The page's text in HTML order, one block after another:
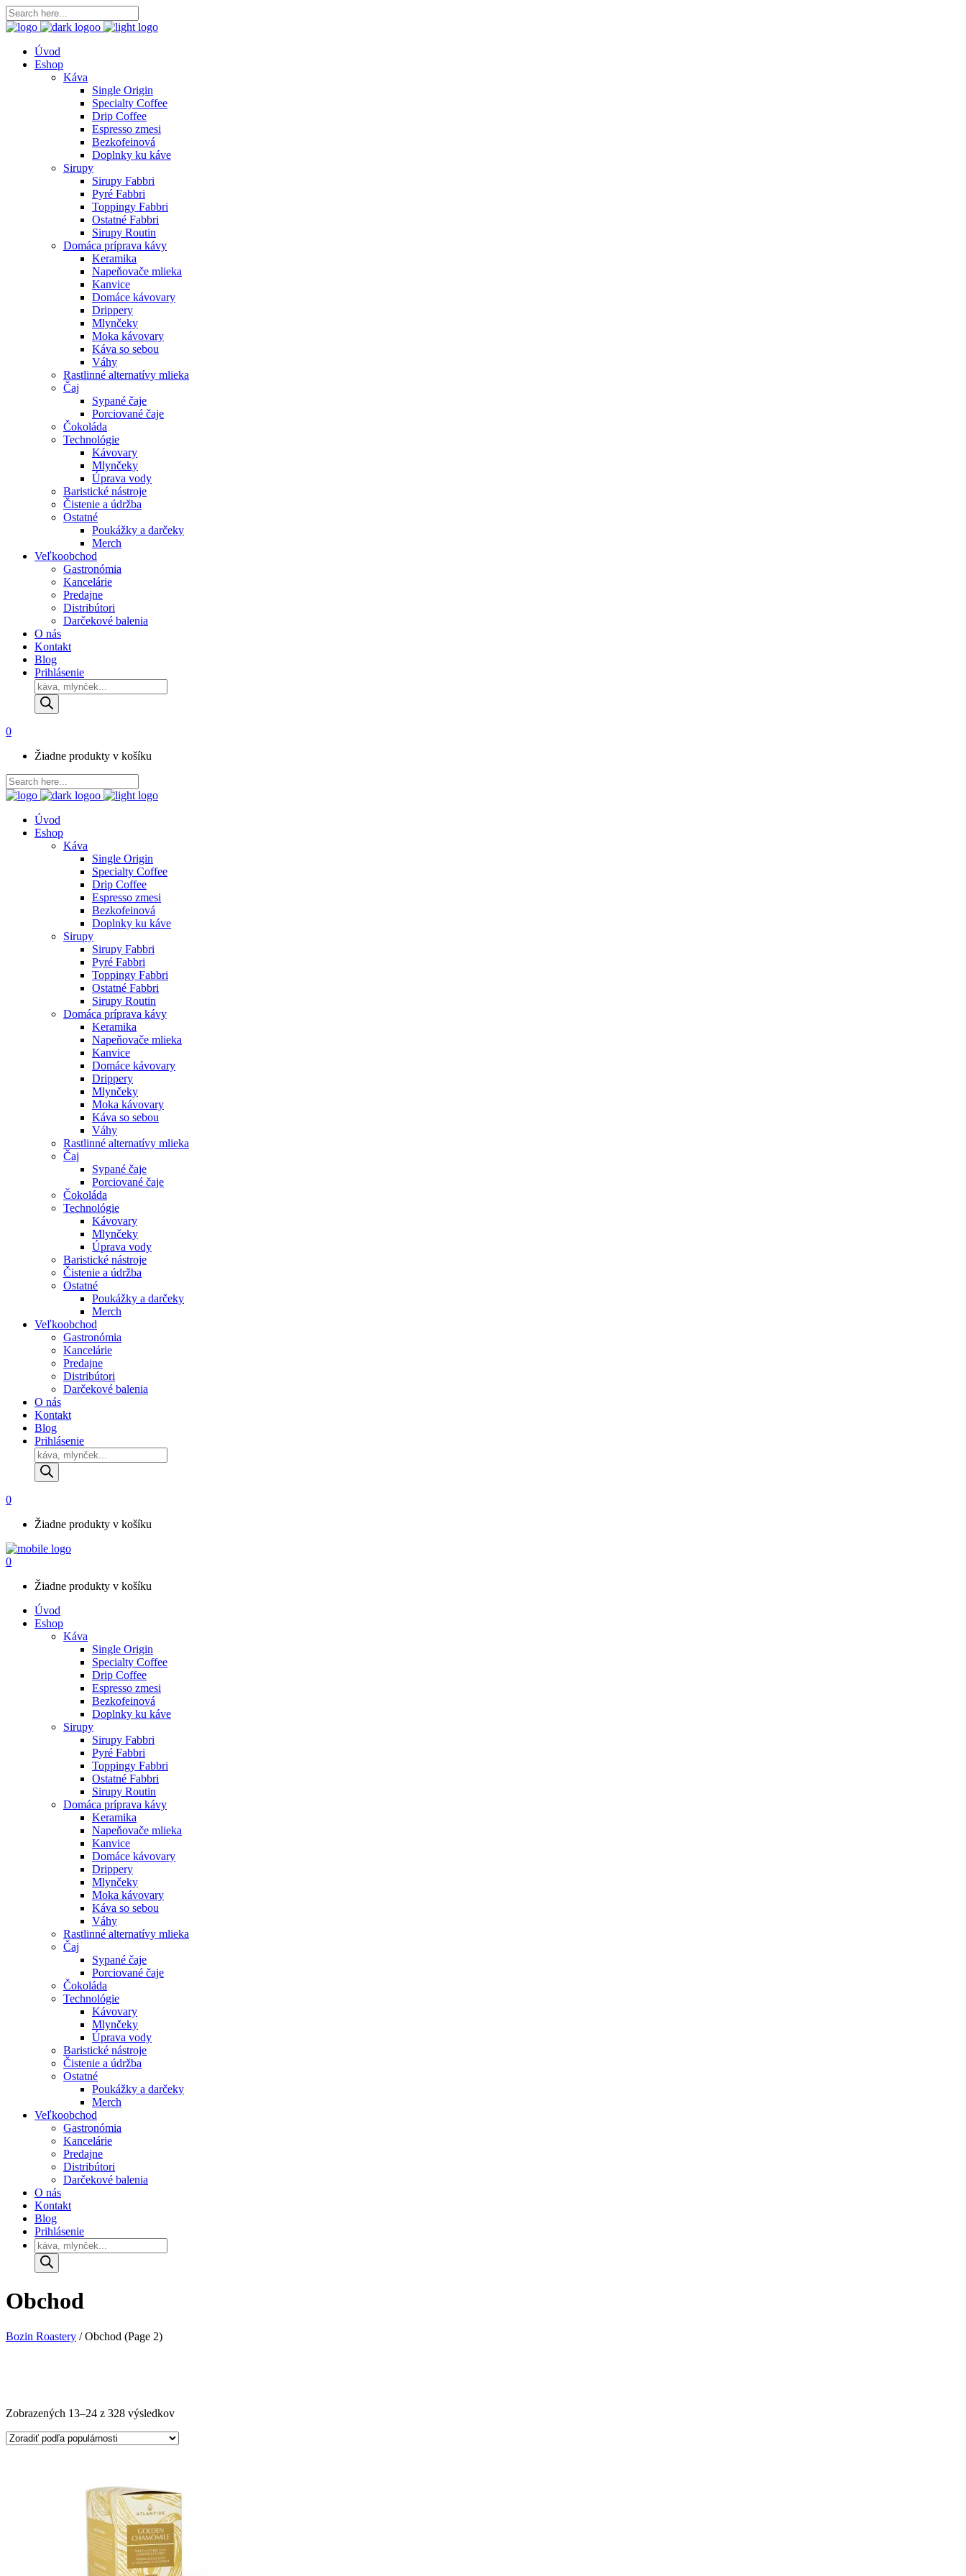
Úvod
Eshop
Káva
Single Origin
Specialty Coffee
Drip Coffee
Espresso zmesi
Bezkofeinová
Doplnky ku káve
Sirupy
Sirupy Fabbri
Pyré Fabbri
Toppingy Fabbri
Ostatné Fabbri
Sirupy Routin
Domáca príprava kávy
Keramika
Napeňovače mlieka
Kanvice
Domáce kávovary
Drippery
Mlynčeky
Moka kávovary
Káva so sebou
Váhy
Rastlinné alternatívy mlieka
Čaj
Sypané čaje
Porciované čaje
Čokoláda
Technológie
Kávovary
Mlynčeky
Úprava vody
Baristické nástroje
Čistenie a údržba
Ostatné
Poukážky a darčeky
Merch
Veľkoobchod
Gastronómia
Kancelárie
Predajne
Distribútori
Darčekové balenia
O nás
Kontakt
Blog
Prihlásenie
Products
search
0
Žiadne produkty v košíku
Úvod
Eshop
Káva
Single Origin
Specialty Coffee
Drip Coffee
Espresso zmesi
Bezkofeinová
Doplnky ku káve
Sirupy
Sirupy Fabbri
Pyré Fabbri
Toppingy Fabbri
Ostatné Fabbri
Sirupy Routin
Domáca príprava kávy
Keramika
Napeňovače mlieka
Kanvice
Domáce kávovary
Drippery
Mlynčeky
Moka kávovary
Káva so sebou
Váhy
Rastlinné alternatívy mlieka
Čaj
Sypané čaje
Porciované čaje
Čokoláda
Technológie
Kávovary
Mlynčeky
Úprava vody
Baristické nástroje
Čistenie a údržba
Ostatné
Poukážky a darčeky
Merch
Veľkoobchod
Gastronómia
Kancelárie
Predajne
Distribútori
Darčekové balenia
O nás
Kontakt
Blog
Prihlásenie
Products
search
0
Žiadne produkty v košíku
0
Žiadne produkty v košíku
Úvod
Eshop
Káva
Single Origin
Specialty Coffee
Drip Coffee
Espresso zmesi
Bezkofeinová
Doplnky ku káve
Sirupy
Sirupy Fabbri
Pyré Fabbri
Toppingy Fabbri
Ostatné Fabbri
Sirupy Routin
Domáca príprava kávy
Keramika
Napeňovače mlieka
Kanvice
Domáce kávovary
Drippery
Mlynčeky
Moka kávovary
Káva so sebou
Váhy
Rastlinné alternatívy mlieka
Čaj
Sypané čaje
Porciované čaje
Čokoláda
Technológie
Kávovary
Mlynčeky
Úprava vody
Baristické nástroje
Čistenie a údržba
Ostatné
Poukážky a darčeky
Merch
Veľkoobchod
Gastronómia
Kancelárie
Predajne
Distribútori
Darčekové balenia
O nás
Kontakt
Blog
Prihlásenie
Products
search
Obchod
Bozin Roastery /Obchod (Page 2)
Zobrazených 13–24 z 328 výsledkovZoradené
popularity